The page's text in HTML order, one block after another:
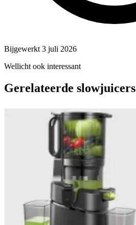
Bijgewerkt 3 juli 2026
Wellicht ook interessant
Gerelateerde slowjuicers